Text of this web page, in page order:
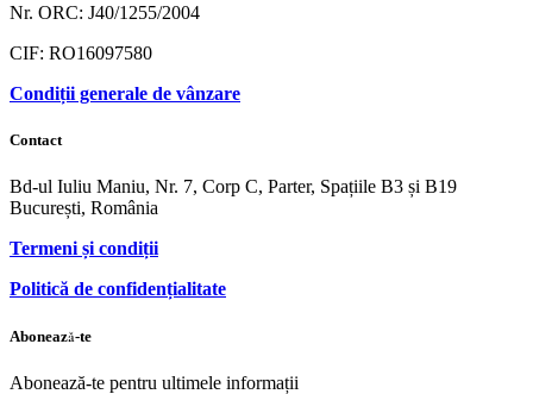
Nr. ORC: J40/1255/2004
CIF: RO16097580
Condiții generale de vânzare
Contact
Bd-ul Iuliu Maniu, Nr. 7, Corp C, Parter, Spațiile B3 și B19
București, România
Termeni și condiții
Politică de confidențialitate
Abonează-te
Abonează-te pentru ultimele informații